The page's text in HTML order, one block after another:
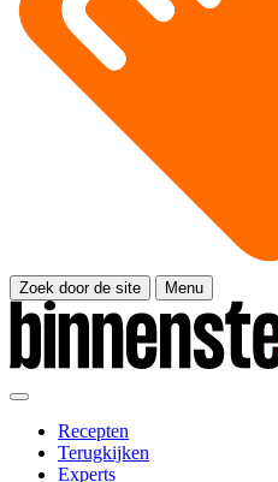
Zoek door de site Menu
Recepten
Terugkijken
Experts